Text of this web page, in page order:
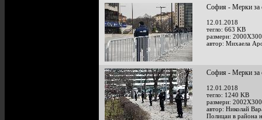
София - Мерки за
12.01.2018
тегло: 663 KB
размери:
автор: Михаела
София - Мерки за
12.01.2018
тегло: 1240 KB
размери:
автор: Николай
Полицаи в района